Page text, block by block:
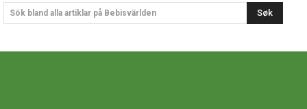
Sök bland alla artiklar på Bebisvärlden Søk